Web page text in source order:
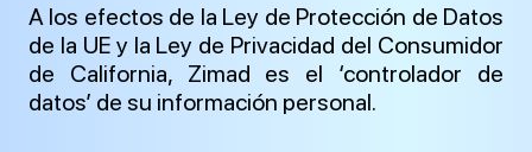
A los efectos de la Ley de Protección de Datos
de la UE y la Ley de Privacidad del Consumidor
de California, Zimad es el ‘controlador de
datos’ de su información personal.